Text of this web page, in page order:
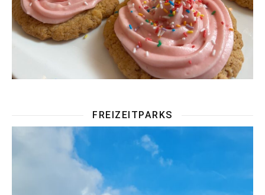
FREIZEITPARKS